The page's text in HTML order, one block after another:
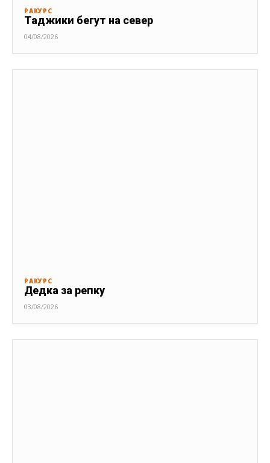
РАКУРС
Таджики бегут на север
04/08/2026
РАКУРС
Дедка за репку
03/08/2026